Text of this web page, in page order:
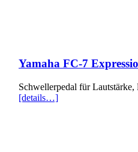
Yamaha FC-7
Schwellerpedal für
[details…]